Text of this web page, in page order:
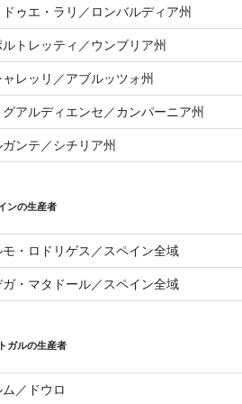
ドゥエ・ラリ／ロンバルディア州
ルトレッティ／ウンブリア州
ャレッリ／アブルッツォ州
グアルディエンセ／カンパーニア州
ガンテ／シチリア州
ンの生産者
モ・ロドリゲス／スペイン全域
ガ・マタドール／スペイン全域
ガルの生産者
ム／ドウロ